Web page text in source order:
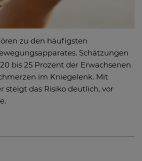
zu den häufigsten
Schätzungen
bis 25 Prozent der Erwachsenen
im Kniegelenk. Mit
steigt das Risiko deutlich, vor